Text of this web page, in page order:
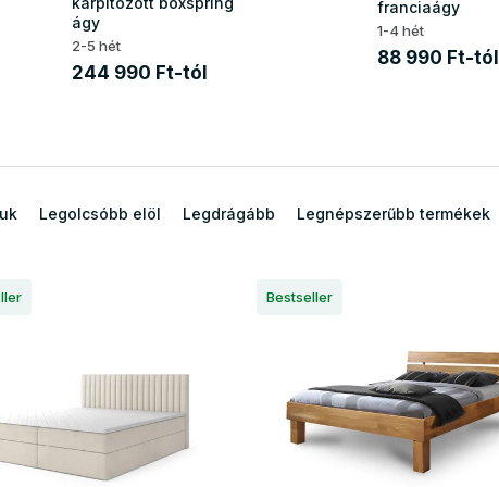
ágy
2-5 hét
244 990 Ft-tól
franciaágy
1-4 hét
88 990 Ft-tól
Legolcsóbb elöl Legdrágább Legnépszerűbb termékek
Bestseller